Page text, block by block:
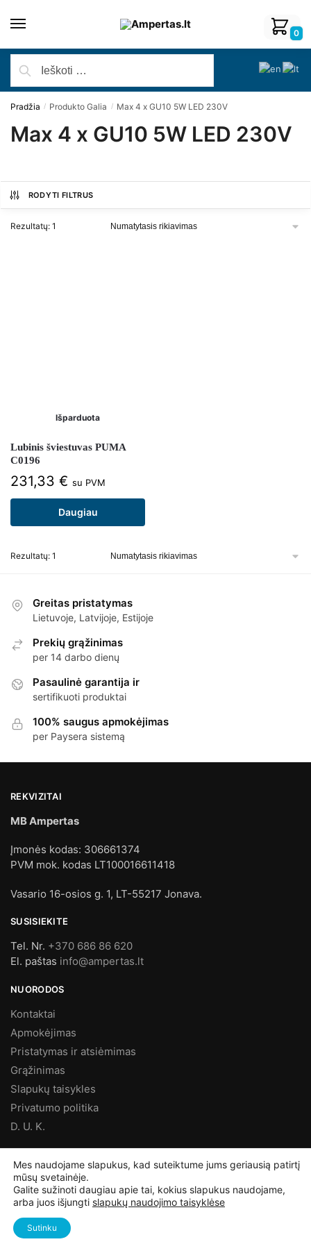
0
Pradžia / Produkto Galia / Max 4 x GU10 5W LED 230V
Max 4 x GU10 5W LED 230V
RODYTI FILTRUS
Rezultatų: 1
Išparduota
Lubinis šviestuvas PUMA
C0196
231,33 € su PVM
Daugiau
Rezultatų: 1
Greitas pristatymas
Lietuvoje, Latvijoje, Estijoje
Prekių grąžinimas
per 14 darbo dienų
Pasaulinė garantija ir
sertifikuoti produktai
100% saugus apmokėjimas
per Paysera sistemą
REKVIZITAI
MB Ampertas
Įmonės kodas: 306661374
PVM mok. kodas LT100016611418
Vasario 16-osios g. 1, LT-55217 Jonava.
SUSISIEKITE
Tel. Nr. +370 686 86 620
El. paštas info@ampertas.lt
NUORODOS
Kontaktai
Apmokėjimas
Pristatymas ir atsiėmimas
Grąžinimas
Slapukų taisykles
Privatumo politika
D. U. K.
©Ampertas.lt2025, Visos teisės saugomos
Mes naudojame slapukus, kad suteiktume jums geriausią patirtį
mūsų svetainėje.
Galite sužinoti daugiau apie tai, kokius slapukus naudojame,
arba juos išjungti slapukų naudojimo taisyklėse
Sutinku